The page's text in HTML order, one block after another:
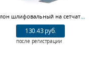
130.43 руб.
после регистрации